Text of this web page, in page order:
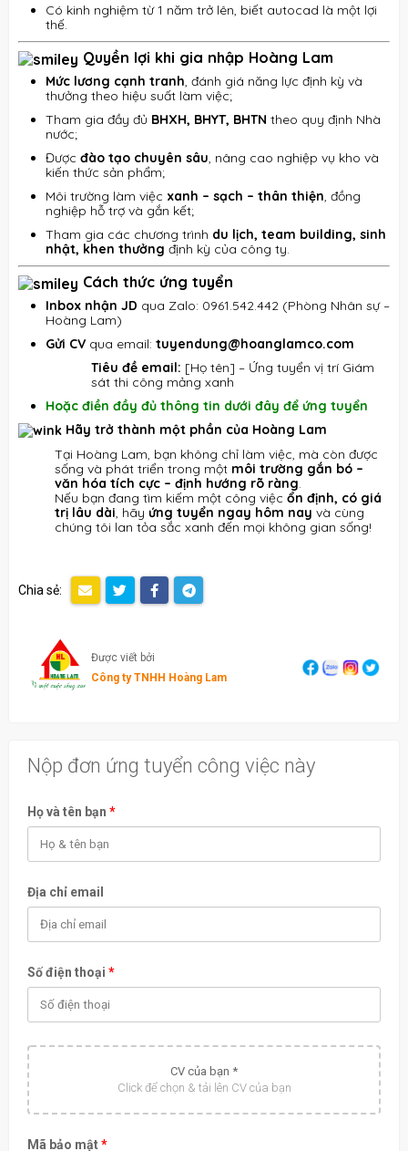
Có kinh nghiệm từ 1 năm trở lên, biết autocad là một lợi
thế.
Quyền lợi khi gia nhập Hoàng Lam
Mức lương cạnh tranh, đánh giá năng lực định kỳ và
thưởng theo hiệu suất làm việc;
Tham gia đầy đủ BHXH, BHYT, BHTN theo quy định Nhà
nước;
Được đào tạo chuyên sâu, nâng cao nghiệp vụ kho và
kiến thức sản phẩm;
Môi trường làm việc xanh – sạch – thân thiện, đồng
nghiệp hỗ trợ và gắn kết;
Tham gia các chương trình du lịch, team building, sinh
nhật, khen thưởng định kỳ của công ty.
Cách thức ứng tuyển
Inbox nhận JD qua Zalo: 0961.542.442 (Phòng Nhân sự –
Hoàng Lam)
Gửi CV qua email: tuyendung@hoanglamco.com
Tiêu đề email: [Họ tên] – Ứng tuyển vị trí Giám
sát thi công mảng xanh
Hoặc điền đầy đủ thông tin dưới đây để ứng tuyển
Hãy trở thành một phần của Hoàng Lam
Tại Hoàng Lam, bạn không chỉ làm việc, mà còn được
sống và phát triển trong một môi trường gắn bó –
văn hóa tích cực – định hướng rõ ràng.
Nếu bạn đang tìm kiếm một công việc ổn định, có giá
trị lâu dài, hãy ứng tuyển ngay hôm nay và cùng
chúng tôi lan tỏa sắc xanh đến mọi không gian sống!
Chia sẻ:
Được viết bởi
Công ty TNHH Hoàng Lam
Nộp đơn ứng tuyển công việc này
Họ và tên bạn *
Địa chỉ email
Số điện thoại *
CV của bạn *
Click để chọn & tải lên CV của bạn
Mã bảo mật*